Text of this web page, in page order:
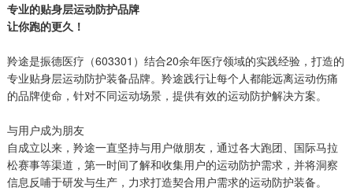
专业的贴身层运动防护品牌
让你跑的更久！
羚途是振德医疗（603301）结合20余年医疗领域的实践经验，打造的
专业贴身层运动防护装备品牌。羚途践行让每个人都能远离运动伤痛
的品牌使命，针对不同运动场景，提供有效的运动防护解决方案。
与用户成为朋友
自成立以来，羚途一直坚持与用户做朋友，通过各大跑团、国际马拉
松赛事等渠道，第一时间了解和收集用户的运动防护需求，并将洞察
信息反哺于研发与生产，力求打造契合用户需求的运动防护装备。